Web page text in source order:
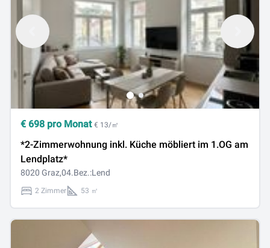
€ 698 pro Monat € 13/㎡
*2-Zimmerwohnung inkl. Küche möbliert im 1.OG am
Lendplatz*
8020 Graz,04.Bez.:Lend
2 Zimmer 53 ㎡